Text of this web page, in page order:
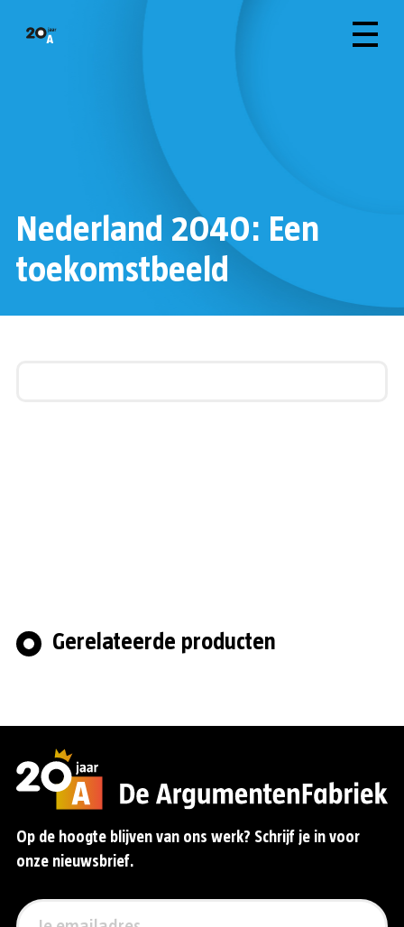
Nederland 2040: Een
toekomstbeeld
Gerelateerde producten
Op de hoogte blijven van ons werk? Schrijf je in voor
onze nieuwsbrief.